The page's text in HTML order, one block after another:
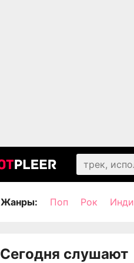
Жанры: Поп Рок Инди
Сегодня слушают